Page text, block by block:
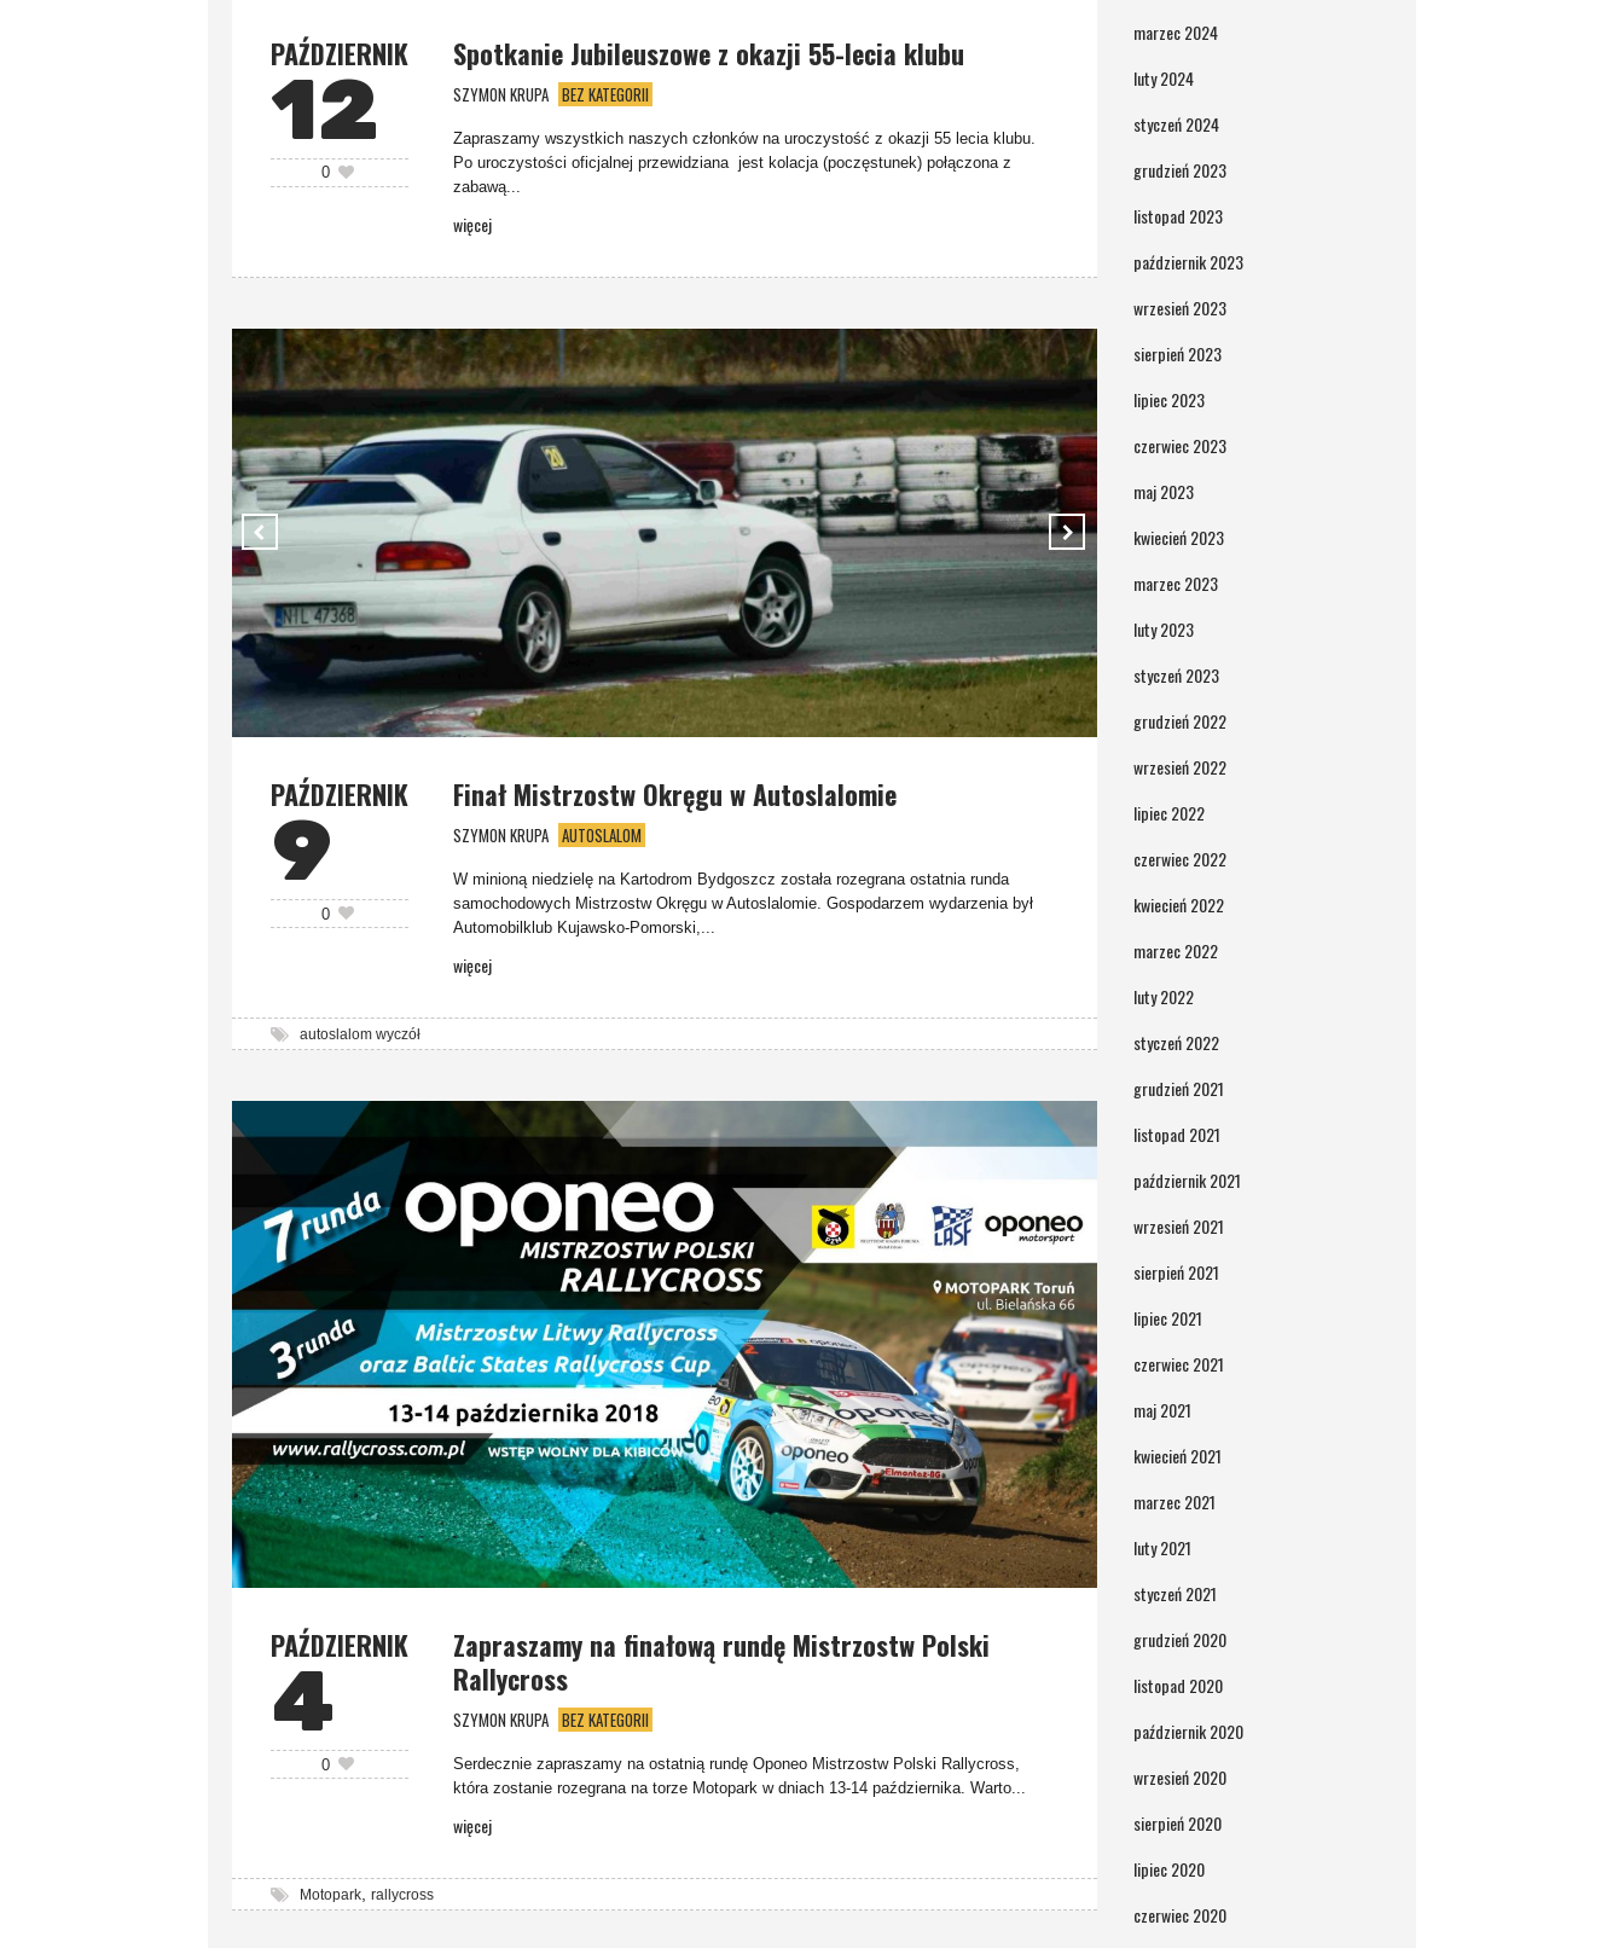
PAŹDZIERNIK
12
0
Spotkanie Jubileuszowe z okazji 55-lecia klubu
SZYMON KRUPA BEZ KATEGORII
Zapraszamy wszystkich naszych członków na uroczystość z okazji 55 lecia klubu.
Po uroczystości oficjalnej przewidziana jest kolacja (poczęstunek) połączona z
zabawą...
więcej
PAŹDZIERNIK
9
0
Finał Mistrzostw Okręgu w Autoslalomie
SZYMON KRUPA AUTOSLALOM
W minioną niedzielę na Kartodrom Bydgoszcz została rozegrana ostatnia runda
samochodowych Mistrzostw Okręgu w Autoslalomie. Gospodarzem wydarzenia był
Automobilklub Kujawsko-Pomorski,...
więcej
autoslalom wyczół
PAŹDZIERNIK
4
0
Zapraszamy na finałową rundę Mistrzostw Polski
Rallycross
SZYMON KRUPA BEZ KATEGORII
Serdecznie zapraszamy na ostatnią rundę Oponeo Mistrzostw Polski Rallycross,
która zostanie rozegrana na torze Motopark w dniach 13-14 października. Warto...
więcej
Motopark rallycross
marzec 2024
luty 2024
styczeń 2024
grudzień 2023
listopad 2023
październik 2023
wrzesień 2023
sierpień 2023
lipiec 2023
czerwiec 2023
maj 2023
kwiecień 2023
marzec 2023
luty 2023
styczeń 2023
grudzień 2022
wrzesień 2022
lipiec 2022
czerwiec 2022
kwiecień 2022
marzec 2022
luty 2022
styczeń 2022
grudzień 2021
listopad 2021
październik 2021
wrzesień 2021
sierpień 2021
lipiec 2021
czerwiec 2021
maj 2021
kwiecień 2021
marzec 2021
luty 2021
styczeń 2021
grudzień 2020
listopad 2020
październik 2020
wrzesień 2020
sierpień 2020
lipiec 2020
czerwiec 2020